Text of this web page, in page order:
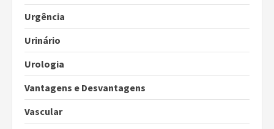
Urgência
Urinário
Urologia
Vantagens e Desvantagens
Vascular